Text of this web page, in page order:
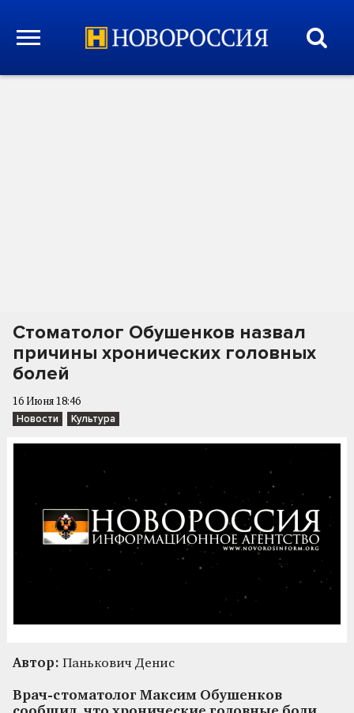
Стоматолог Обушенков назвал
причины хронических головных
болей
16 Июня 18:46
Новости Культура
Автор: Панькович Денис
Врач-стоматолог Максим Обушенков